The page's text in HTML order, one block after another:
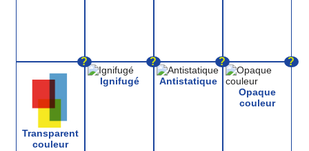
Transparent
couleur
?
Ignifugé
?
Antistatique
?
Opaque
couleur
?